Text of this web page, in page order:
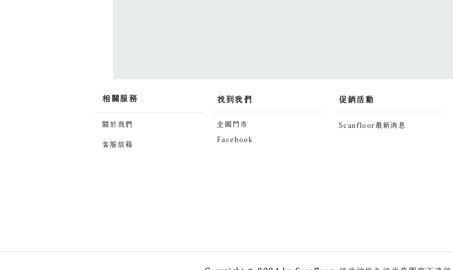
​相關服務
關於我們
客服信箱
​找到我們
​全國門市
Facebook
​促銷活動​
Scanfloor最新消息